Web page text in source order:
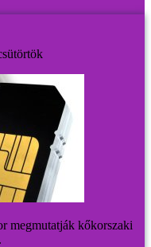
megmutatják kőkorszaki